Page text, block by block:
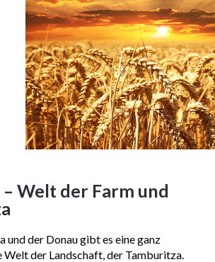
Welt der Farm und
und der Donau gibt es eine ganz
Welt der Landschaft, der Tamburitza.